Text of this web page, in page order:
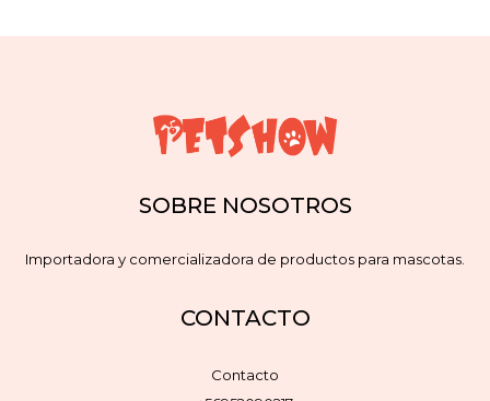
SOBRE NOSOTROS
Importadora y comercializadora de productos para mascotas.
CONTACTO
Contacto